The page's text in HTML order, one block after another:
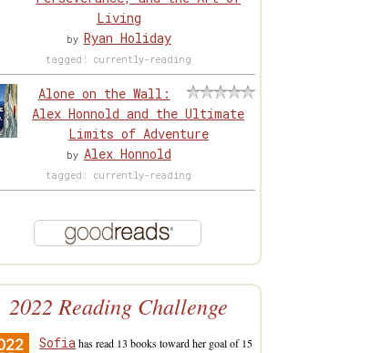
Living
by Ryan Holiday
tagged: currently-reading
Alone on the Wall:
Alex Honnold and the Ultimate
Limits of Adventure
by Alex Honnold
tagged: currently-reading
2022 Reading Challenge
Sofiahas read 13 books toward her goal of 15